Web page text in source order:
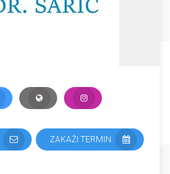
ZAKAŽI TERMIN